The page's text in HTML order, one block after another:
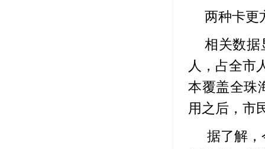
两种卡更
相关数据
人，占全市
本覆盖全珠
用之后，市
据了解